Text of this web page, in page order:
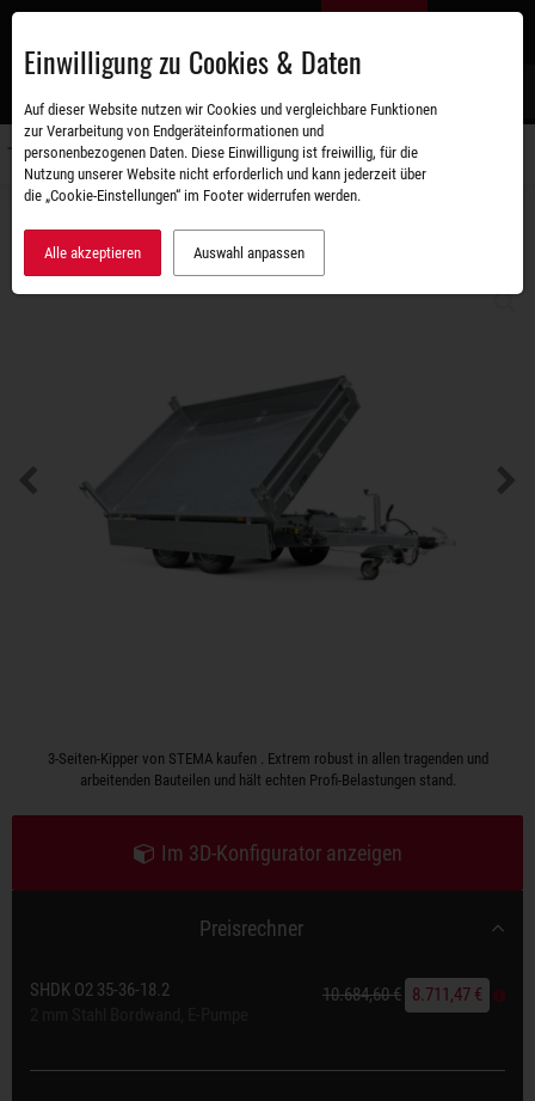
Zum
3-Seiten-Kipper von STEMA kaufen . Extrem robust in allen tragenden und
arbeitenden Bauteilen und hält echten Profi-Belastungen stand.
Im 3D-Konfigurator anzeigen
Preisrechner
SHDK O2 35-36-18.2 10.684,60 € 8.711,47 €
Einwilligung zu Cookies & Daten
Auf dieser Website nutzen wir Cookies und vergleichbare Funktionen
zur Verarbeitung von Endgeräteinformationen und
personenbezogenen Daten. Diese Einwilligung ist freiwillig, für die
Nutzung unserer Website nicht erforderlich und kann jederzeit über
die „Cookie-Einstellungen“ im Footer widerrufen werden.
Alle akzeptieren Auswahl anpassen